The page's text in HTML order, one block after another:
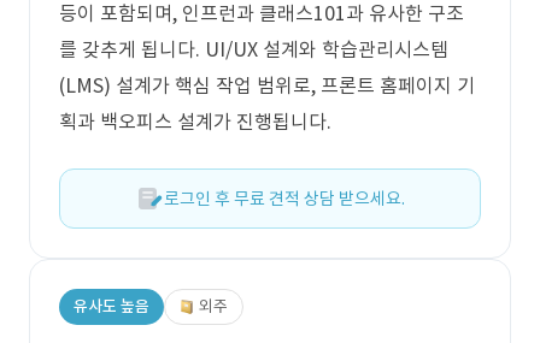
등이 포함되며, 인프런과 클래스101과 유사한 구조
를 갖추게 됩니다. UI/UX 설계와 학습관리시스템
(LMS) 설계가 핵심 작업 범위로, 프론트 홈페이지 기
획과 백오피스 설계가 진행됩니다.
로그인 후 무료 견적 상담 받으세요.
유사도 높음 외주